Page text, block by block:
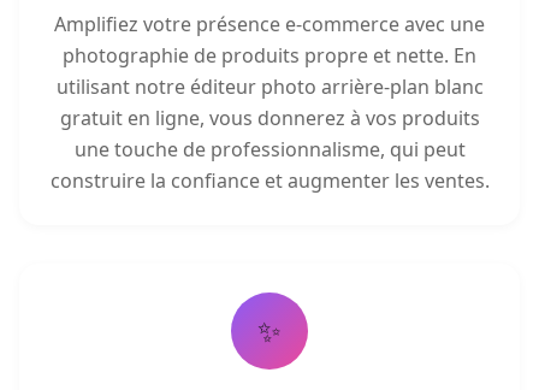
Amplifiez votre présence e-commerce avec une
photographie de produits propre et nette. En
utilisant notre éditeur photo arrière-plan blanc
gratuit en ligne, vous donnerez à vos produits
une touche de professionnalisme, qui peut
construire la confiance et augmenter les ventes.
✨